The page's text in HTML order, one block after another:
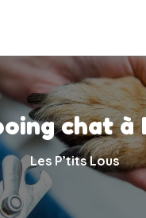
chat à
Les P’tits Lous